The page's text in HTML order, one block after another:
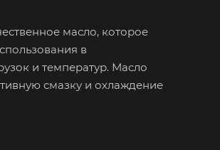
масло, которое
в
и температур. Масло
смазку и охлаждение